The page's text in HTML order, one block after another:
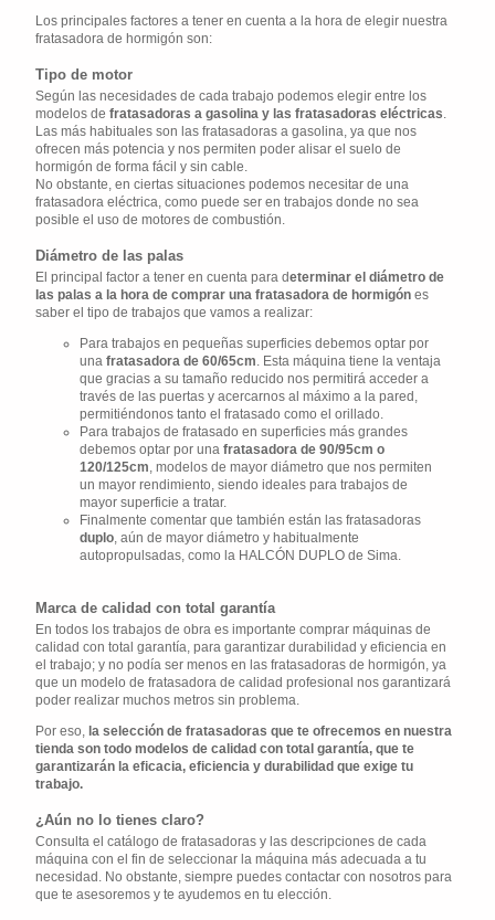
Los principales factores a tener en cuenta a la hora de elegir nuestra
fratasadora de hormigón son:
Tipo de motor
Según las necesidades de cada trabajo podemos elegir entre los
modelos defratasadoras a gasolina y las fratasadoras eléctricas.
Las más habituales son las fratasadoras a gasolina, ya que nos
ofrecen más potencia y nos permiten poder alisar el suelo de
hormigón de forma fácil y sin cable.
No obstante, en ciertas situaciones podemos necesitar de una
fratasadora eléctrica, como puede ser en trabajos donde no sea
posible el uso de motores de combustión.
Diámetro de las palas
El principal factor a tener en cuenta para determinar el diámetro de
las palas a la hora de comprar una fratasadora de hormigón es
saber el tipo de trabajos que vamos a realizar:
Para trabajos en pequeñas superficies debemos optar por
unafratasadora de 60/65cm. Esta máquina tiene la ventaja
que gracias a su tamaño reducido nos permitirá acceder a
través de las puertas y acercarnos al máximo a la pared,
permitiéndonos tanto el fratasado como el orillado.
Para trabajos de fratasado en superficies más grandes
debemos optar por unafratasadora de 90/95cm o
120/125cm, modelos de mayor diámetro que nos permiten
un mayor rendimiento, siendo ideales para trabajos de
mayor superficie a tratar.
Finalmente comentar que también están las fratasadoras
duplo, aún de mayor diámetro y habitualmente
autopropulsadas, como la HALCÓN DUPLO de Sima.
Marca de calidad con total garantía
En todos los trabajos de obra es importante comprar máquinas de
calidad con total garantía, para garantizar durabilidad y eficiencia en
el trabajo; y no podía ser menos en las fratasadoras de hormigón, ya
que un modelo de fratasadora de calidad profesional nos garantizará
poder realizar muchos metros sin problema.
Por eso, la selección de fratasadoras que te ofrecemos en nuestra
tienda son todo modelos de calidad con total garantía, que te
garantizarán la eficacia, eficiencia y durabilidad que exige tu
trabajo.
¿Aún no lo tienes claro?
Consulta el catálogo de fratasadoras y las descripciones de cada
máquina con el fin de seleccionar la máquina más adecuada a tu
necesidad. No obstante, siempre puedes contactar con nosotros para
que te asesoremos y te ayudemos en tu elección.